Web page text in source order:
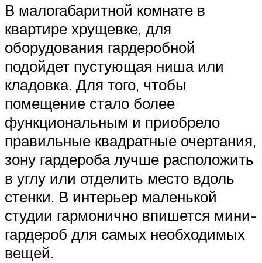
В малогабаритной комнате в
квартире хрущевке, для
оборудования гардеробной
подойдет пустующая ниша или
кладовка. Для того, чтобы
помещение стало более
функциональным и приобрело
правильные квадратные очертания,
зону гардероба лучше расположить
в углу или отделить место вдоль
стенки. В интерьер маленькой
студии гармонично впишется мини-
гардероб для самых необходимых
вещей.